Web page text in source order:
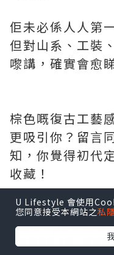
佢未必係人人第
但對山系、工裝
嚟講，確實會愈
棕色嘅復古工藝
更吸引你？留言
知，你覺得初代
收藏！
*本站之內容由作者所提
所有博客的立場、真實
U Lifestyle 會使用
您同意接受本網站之私